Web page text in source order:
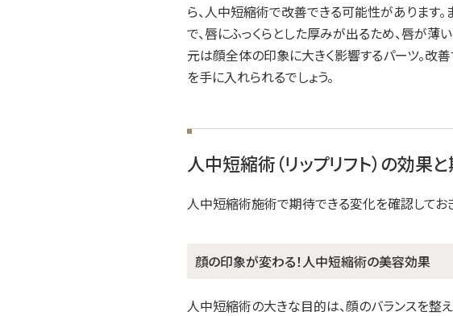
ら、人中短縮術で改善できる可能性があります
で、唇にふっくらとした厚みが出るため、唇が薄
元は顔全体の印象に大きく影響するパーツ。改
を手に入れられるでしょう。
人中短縮術（リップリフト）の効果
人中短縮術施術で期待できる変化を確認しておき
顔の印象が変わる！人中短縮術の美容効果
人中短縮術の大きな目的は、顔のバランスを整